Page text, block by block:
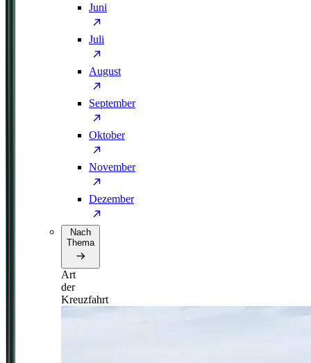
Juni
Juli
August
September
Oktober
November
Dezember
Nach
Thema
Art
der
Kreuzfahrt